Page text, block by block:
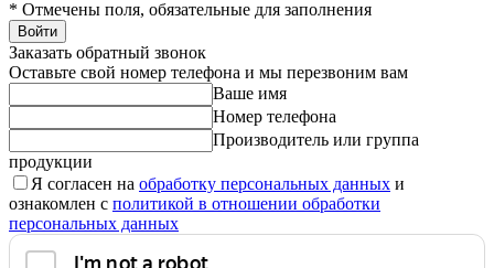
* Отмечены поля, обязательные для заполнения
Войти
Заказать обратный звонок
Оставьте свой номер телефона и мы перезвоним вам
Ваше имя
Номер телефона
Производитель или группа
продукции
Я согласен на обработку персональных данных и
ознакомлен с политикой в отношении обработки
персональных данных